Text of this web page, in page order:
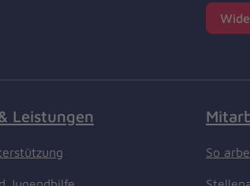
Leistungen
So